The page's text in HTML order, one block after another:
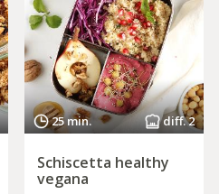
25 min. diff. 2
Schiscetta healthy
vegana